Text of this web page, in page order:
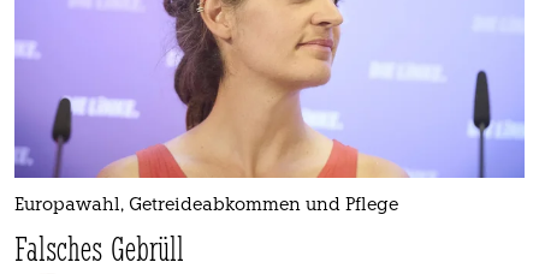
Europawahl, Getreideabkommen und Pflege
Falsches Gebrüll